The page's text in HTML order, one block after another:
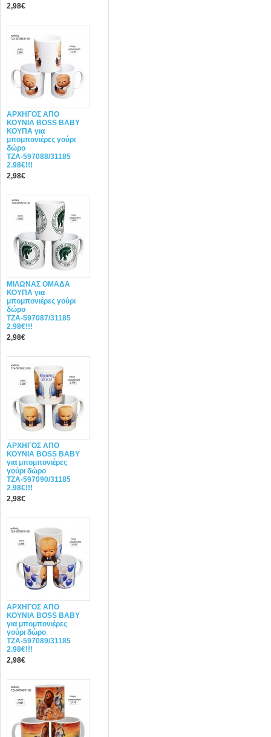
2,98€
ΑΡΧΗΓΟΣ ΑΠΟ
ΚΟΥΝΙΑ BOSS BABY
ΚΟΥΠΑ για
μπομπονιέρες γούρι
δώρο
ΤΖΑ-597088/31185
2.98€!!!
2,98€
ΜΙΛΩΝΑΣ ΟΜΑΔΑ
ΚΟΥΠΑ για
μπομπονιέρες γούρι
δώρο
ΤΖΑ-597087/31185
2.98€!!!
2,98€
ΑΡΧΗΓΟΣ ΑΠΟ
ΚΟΥΝΙΑ BOSS BABY
για μπομπονιέρες
γούρι δώρο
ΤΖΑ-597090/31185
2.98€!!!
2,98€
ΑΡΧΗΓΟΣ ΑΠΟ
ΚΟΥΝΙΑ BOSS BABY
για μπομπονιέρες
γούρι δώρο
ΤΖΑ-597089/31185
2.98€!!!
2,98€